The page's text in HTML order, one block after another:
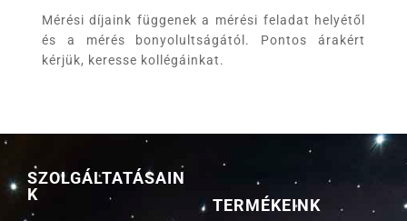
Mérési díjaink függenek a mérési feladat helyétől
és a mérés bonyolultságától. Pontos árakért
kérjük, keresse kollégáinkat.
SZOLGÁLTATÁSAIN
K
TERMÉKEINK